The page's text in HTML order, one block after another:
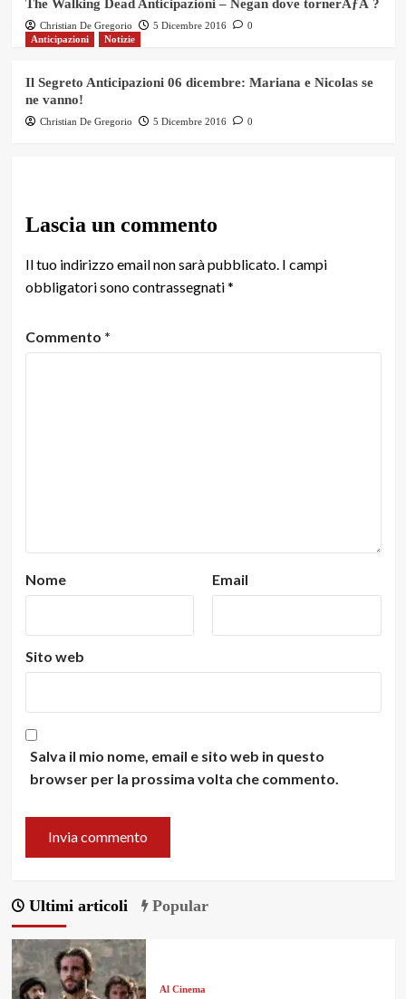
The Walking Dead Anticipazioni – Negan dove tornerÃƒÂ ?
Christian De Gregorio 5 Dicembre 2016
0
Anticipazioni
Notizie
Il Segreto Anticipazioni 06 dicembre: Mariana e Nicolas se
ne vanno!
Christian De Gregorio 5 Dicembre 2016 0
Lascia un commento
Il tuo indirizzo email non sarà pubblicato. I campi
obbligatori sono contrassegnati*
Commento *
Nome Email
Sito web
Salva il mio nome, email e sito web in questo
browser per la prossima volta che commento.
Ultimi articoli Popular
Al Cinema